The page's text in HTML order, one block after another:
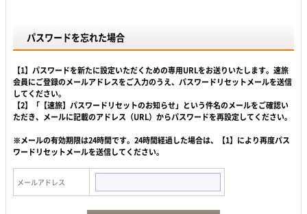
パスワードを忘れた場合
【1】パスワードを新たに設定いただくための専用URLをお送りいたします。速旅
会員にご登録のメールアドレスをご入力のうえ、パスワードリセットメールを送信
してください。
【2】「【速旅】パスワードリセットのお知らせ」という件名のメールをご確認い
ただき、メールに記載のアドレス（URL）からパスワードを再設定してください。
※メールの有効期限は24時間です。24時間経過した場合は、【1】により再度パス
ワードリセットメールを送信してください。
メールアドレス